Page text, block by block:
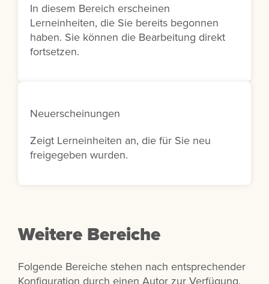
In diesem Bereich erscheinen
Lerneinheiten, die Sie bereits begonnen
haben. Sie können die Bearbeitung direkt
fortsetzen.
Neuerscheinungen
Zeigt Lerneinheiten an, die für Sie neu
freigegeben wurden.
Weitere Bereiche
Folgende Bereiche stehen nach entsprechender